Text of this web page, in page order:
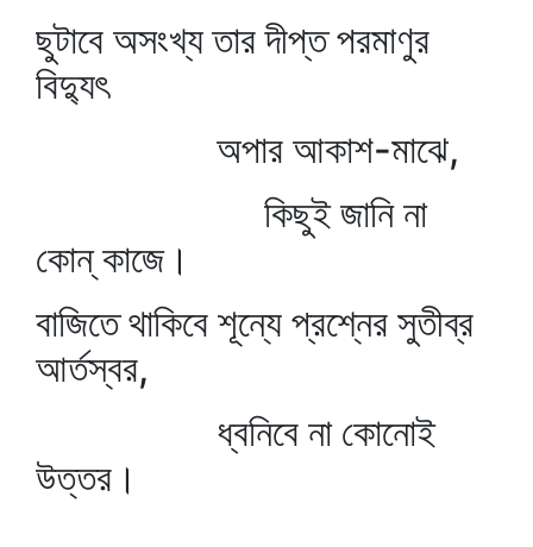
ছুটাবে অসংখ্য তার দীপ্ত পরমাণুর
বিদ্যুৎ
অপার আকাশ-মাঝে,
কিছুই জানি না
কোন্‌ কাজে।
বাজিতে থাকিবে শূন্যে প্রশ্নের সুতীব্র
আর্তস্বর,
ধ্বনিবে না কোনোই
উত্তর।